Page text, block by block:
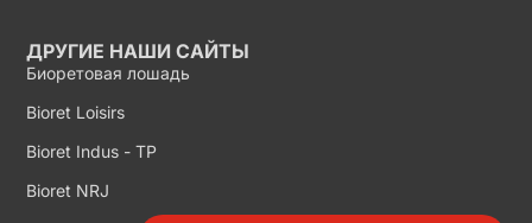
ДРУГИЕ НАШИ САЙТЫ
Биоретовая лошадь
Bioret Loisirs
Bioret Indus - TP
Bioret NRJ